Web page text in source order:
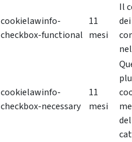
cookielawinfo-
checkbox-functional
11
mesi
Il
cookielawinfo-
checkbox-necessary
11
mesi